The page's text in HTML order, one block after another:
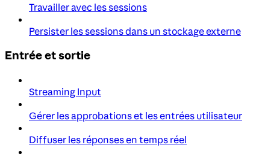
Travailler avec les sessions
Persister les sessions dans un stockage externe
Entrée et sortie
Streaming Input
Gérer les approbations et les entrées utilisateur
Diffuser les réponses en temps réel